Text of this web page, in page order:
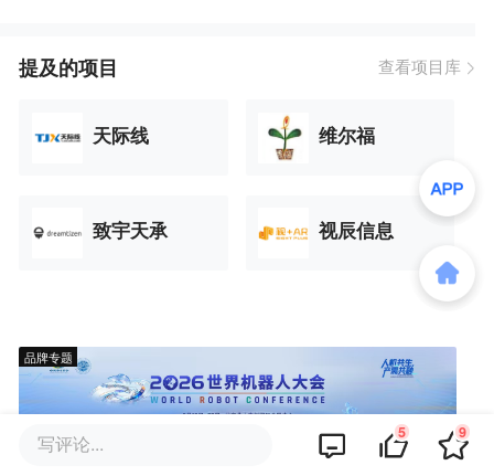
提及的项目 查看项目库
天际线 维尔福
致宇天承 视辰信息
品牌专题
写评论... 5 9